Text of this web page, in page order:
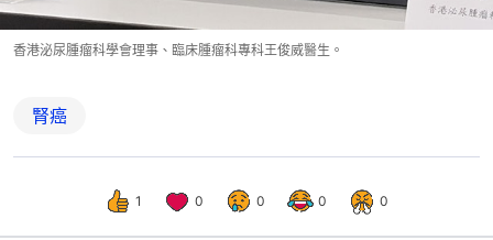
香港泌尿腫瘤科學會理事、臨床腫瘤科專科王俊威醫生。
腎癌
1 0 0 0 0